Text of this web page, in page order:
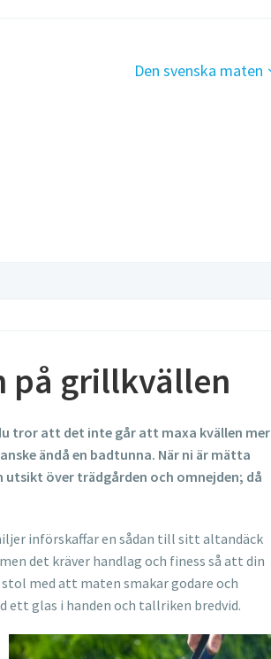
Den svenska maten
på grillkvällen
tror att det inte går att maxa kvällen mer
ändå en badtunna. När ni är mätta
utsikt över trädgården och omnejden; då
införskaffar en sådan till sitt altandäck
det kräver handlag och finess så att din
med att maten smakar godare och
ett glas i handen och tallriken bredvid.